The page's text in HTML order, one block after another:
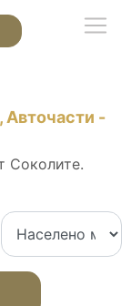
Авточасти -
Соколите.